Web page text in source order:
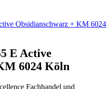
Obsidianschwarz + KM 6024
E Active
6024 Köln
Fachhandel und